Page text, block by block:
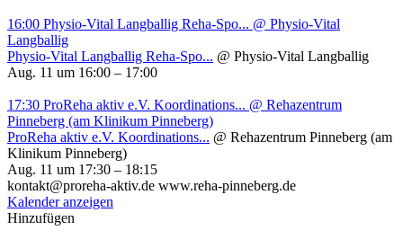
16:00 Physio-Vital Langballig Reha-Spo... @ Physio-Vital
Langballig
Physio-Vital Langballig Reha-Spo... @ Physio-Vital Langballig
Aug. 11 um 16:00 – 17:00
17:30 ProReha aktiv e.V. Koordinations... @ Rehazentrum
Pinneberg (am Klinikum Pinneberg)
ProReha aktiv e.V. Koordinations... @ Rehazentrum Pinneberg (am
Klinikum Pinneberg)
Aug. 11 um 17:30 – 18:15
kontakt@proreha-aktiv.de www.reha-pinneberg.de
Kalender anzeigen
Hinzufügen